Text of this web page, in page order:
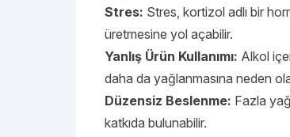
Stres: Stres, kortizol adlı bir
üretmesine yol açabilir.
Yanlış Ürün Kullanımı: Alkol
daha da yağlanmasına neden
Düzensiz Beslenme: Fazla
katkıda bulunabilir.